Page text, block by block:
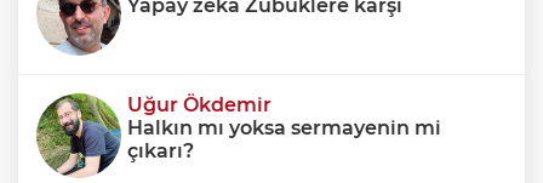
Yapay zekâ Zübüklere karşı
Uğur Ökdemir
Halkın mı yoksa sermayenin mi
çıkarı?